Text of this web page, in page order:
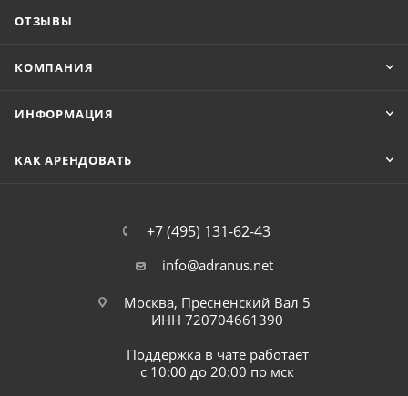
ОТЗЫВЫ
КОМПАНИЯ
ИНФОРМАЦИЯ
КАК АРЕНДОВАТЬ
+7 (495) 131-62-43
info@adranus.net
Москва, Пресненский Вал 5
ИНН 720704661390
Поддержка в чате работает
с 10:00 до 20:00 по мск